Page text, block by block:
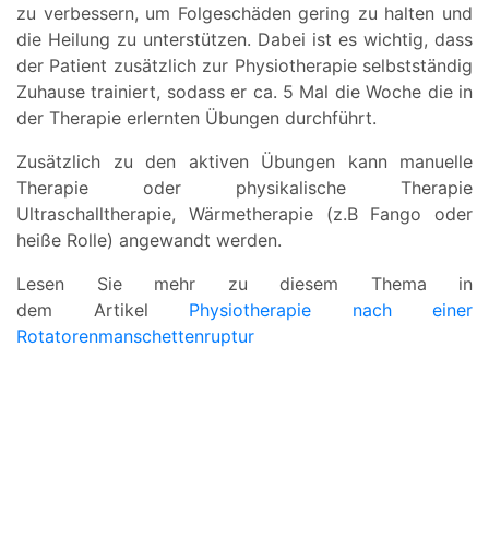
zu verbessern, um Folgeschäden gering zu halten und
die Heilung zu unterstützen. Dabei ist es wichtig, dass
der Patient zusätzlich zur Physiotherapie selbstständig
Zuhause trainiert, sodass er ca. 5 Mal die Woche die in
der Therapie erlernten Übungen durchführt.
Zusätzlich zu den aktiven Übungen kann manuelle
Therapie oder physikalische Therapie
Ultraschalltherapie, Wärmetherapie (z.B Fango oder
heiße Rolle) angewandt werden.
Lesen Sie mehr zu diesem Thema in
dem Artikel Physiotherapie nach einer
Rotatorenmanschettenruptur